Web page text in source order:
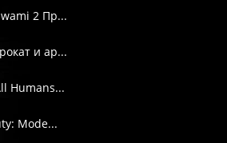
3 часов в рабочее время
товара.
2 Пр...
и ар...
Humans...
Mode...